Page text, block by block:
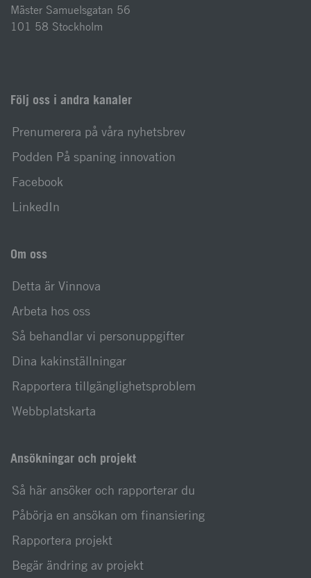
Mäster Samuelsgatan 56
101 58 Stockholm
Följ oss i andra kanaler
Prenumerera på våra nyhetsbrev
Podden På spaning innovation
Facebook
LinkedIn
Om oss
Detta är Vinnova
Arbeta hos oss
Så behandlar vi personuppgifter
Dina kakinställningar
Rapportera tillgänglighetsproblem
Webbplatskarta
Ansökningar och projekt
Så här ansöker och rapporterar du
Påbörja en ansökan om finansiering
Rapportera projekt
Begär ändring av projekt